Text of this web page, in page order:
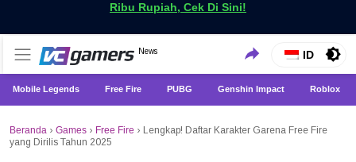
Ribu Rupiah, Cek Di Sini!
VCGamers News
News
Dapatkan Berita Games Terbaru Hanya di VCGamers
ID
Mobile Legends Free Fire PUBG Genshin Impact Roblox
Beranda › Games › Free Fire › Lengkap! Daftar Karakter Garena Free Fire
yang Dirilis Tahun 2025